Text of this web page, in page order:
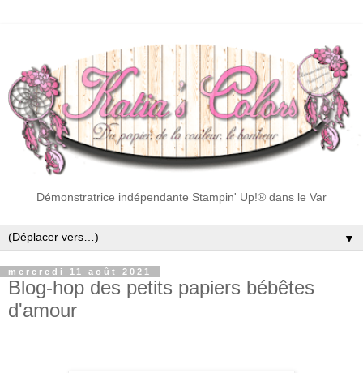
Démonstratrice indépendante Stampin' Up!® dans le Var
▼
mercredi 11 août 2021
Blog-hop des petits papiers bébêtes
d'amour